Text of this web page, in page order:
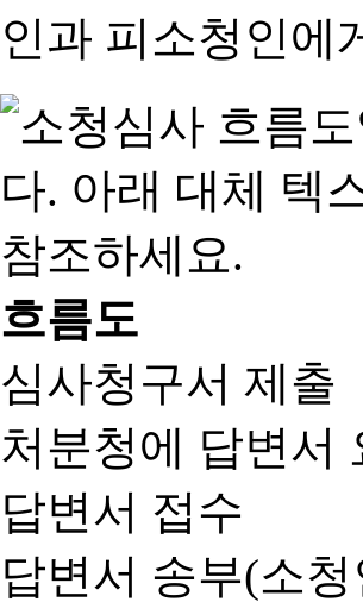
인과 피소청인에
흐름도
심사청구서 제출
처분청에 답변서
답변서 접수
답변서 송부(소청